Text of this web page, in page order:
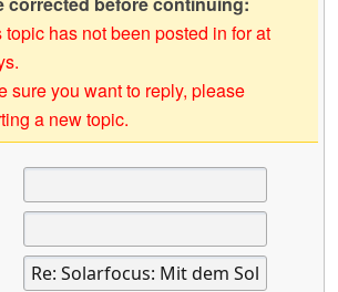
topic has not been posted in for at
sure you want to reply, please
a new topic.